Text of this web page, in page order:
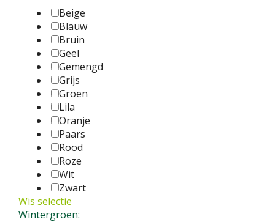
Beige
Blauw
Bruin
Geel
Gemengd
Grijs
Groen
Lila
Oranje
Paars
Rood
Roze
Wit
Zwart
Wis selectie
Wintergroen: